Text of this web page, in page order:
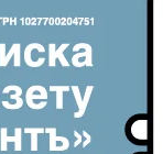
Реклама в